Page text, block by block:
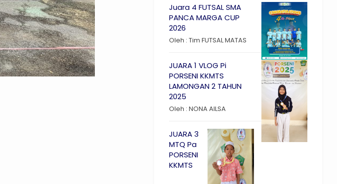
Juara 4 FUTSAL SMA
PANCA MARGA CUP
2026
Oleh : Tim FUTSAL MATAS
JUARA 1 VLOG Pi
PORSENI KKMTS
LAMONGAN 2 TAHUN
2025
Oleh : NONA AILSA
JUARA 3
MTQ Pa
PORSENI
KKMTS